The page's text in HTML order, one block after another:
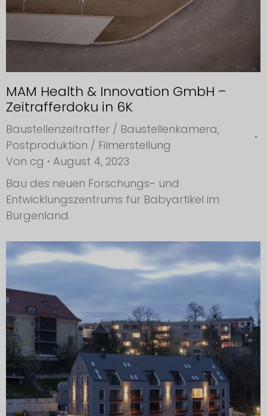
MAM Health & Innovation GmbH –
Zeitrafferdoku in 6K
Baustellenzeitraffer / Baustellenkamera,
Postproduktion / Filmerstellung
Von cg
August 4, 2023
Bau des neuen Forschungs- und
Entwicklungszentrums für Babyartikel im
Burgenland.